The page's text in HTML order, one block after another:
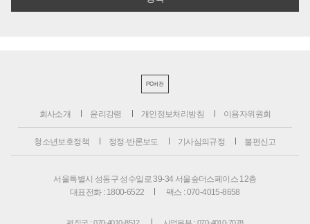
PC버전
회사소개 윤리강령 개인정보처리방침 이용자위원회
청소년보호정책 정정·반론보도 기사심의규정 불편신고
서울특별시 성동구 성수일로 39-34 서울숲더스페이스 12층
대표전화 : 1800-6522
팩스 : 070-4015-8658